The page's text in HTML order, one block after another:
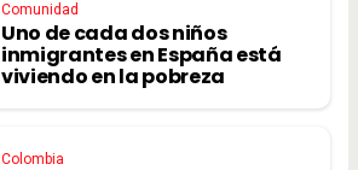
Comunidad
Uno de cada dos niños
inmigrantes en España está
viviendo en la pobreza
Colombia